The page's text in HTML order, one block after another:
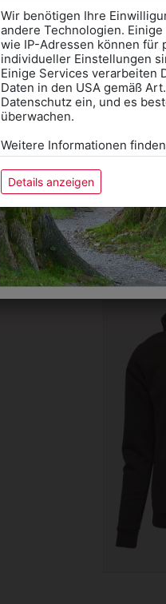
T-
Wir benötigen Ihre
andere Technologien.
wie IP-Adressen können für
individueller Einstellungen
Einige Services verarbeiten
Daten in den USA gemäß
Datenschutz ein, und es
überwachen.
Weitere Informationen
Details anzeigen